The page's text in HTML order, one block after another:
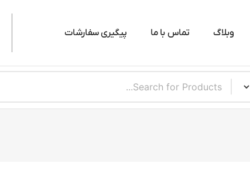
وبلاگ تماس با ما پیگیری سفارشات